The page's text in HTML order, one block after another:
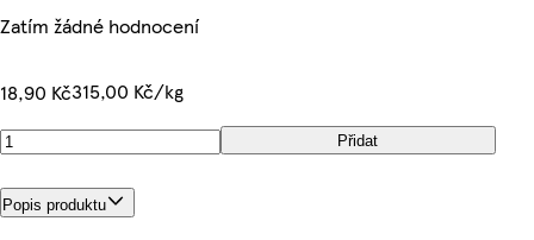
Zatím žádné hodnocení
18,90 Kč315,00 Kč/kg
Přidat
Popis produktu